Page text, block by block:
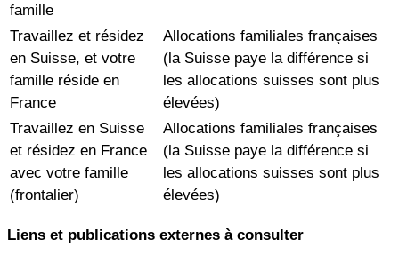
famille
Travaillez et résidez
en Suisse, et votre
famille réside en
France
Allocations familiales françaises
(la Suisse paye la différence si
les allocations suisses sont plus
élevées)
Travaillez en Suisse
et résidez en France
avec votre famille
(frontalier)
Allocations familiales françaises
(la Suisse paye la différence si
les allocations suisses sont plus
élevées)
Liens et publications externes à consulter